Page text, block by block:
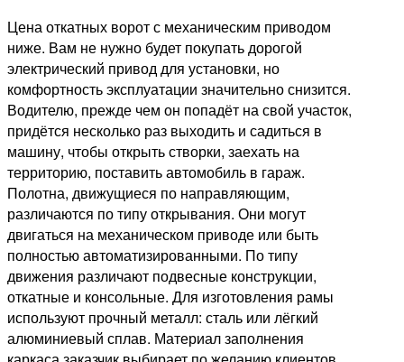
Цена откатных ворот с механическим приводом
ниже. Вам не нужно будет покупать дорогой
электрический привод для установки, но
комфортность эксплуатации значительно снизится.
Водителю, прежде чем он попадёт на свой участок,
придётся несколько раз выходить и садиться в
машину, чтобы открыть створки, заехать на
территорию, поставить автомобиль в гараж.
Полотна, движущиеся по направляющим,
различаются по типу открывания. Они могут
двигаться на механическом приводе или быть
полностью автоматизированными. По типу
движения различают подвесные конструкции,
откатные и консольные. Для изготовления рамы
используют прочный металл: сталь или лёгкий
алюминиевый сплав. Материал заполнения